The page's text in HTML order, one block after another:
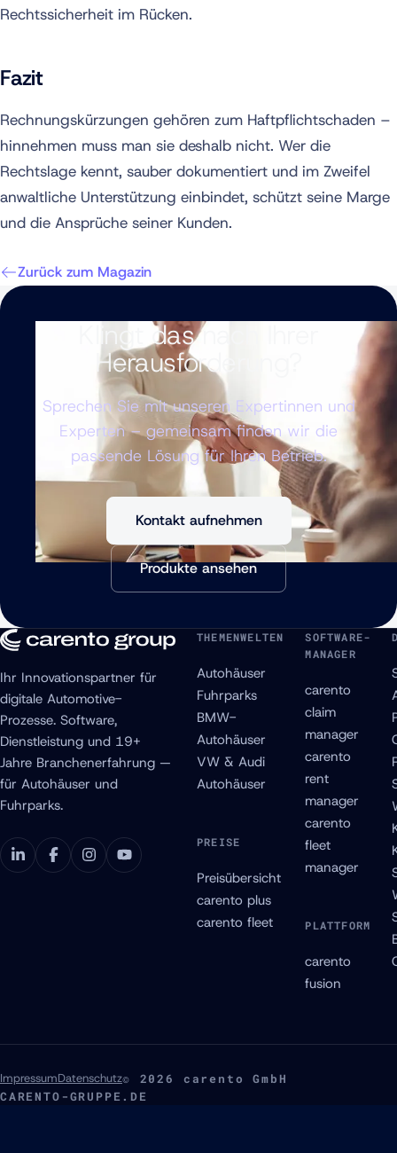
Rechtssicherheit im Rücken.
Fazit
Rechnungskürzungen gehören zum Haftpflichtschaden –
hinnehmen muss man sie deshalb nicht. Wer die
Rechtslage kennt, sauber dokumentiert und im Zweifel
anwaltliche Unterstützung einbindet, schützt seine Marge
und die Ansprüche seiner Kunden.
Zurück zum Magazin
Klingt das nach Ihrer
Herausforderung?
Sprechen Sie mit unseren Expertinnen und
Experten – gemeinsam finden wir die
passende Lösung für Ihren Betrieb.
Kontakt aufnehmen
Produkte ansehen
Ihr Innovationspartner für
digitale Automotive-
Prozesse. Software,
Dienstleistung und 19+
Jahre Branchenerfahrung —
für Autohäuser und
Fuhrparks.
THEMENWELTEN
Autohäuser
Fuhrparks
BMW-
Autohäuser
VW & Audi
Autohäuser
PREISE
Preisübersicht
carento plus
carento fleet
SOFTWARE-
MANAGER
carento
claim
manager
carento
rent
manager
carento
fleet
manager
PLATTFORM
carento
fusion
ImpressumDatenschutz© 2026 carento GmbH
CARENTO-GRUPPE.DE